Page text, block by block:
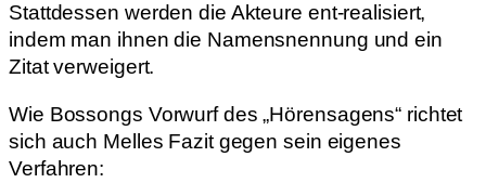
Stattdessen werden die Akteure ent-realisiert,
indem man ihnen die Namensnennung und ein
Zitat verweigert.
Wie Bossongs Vorwurf des „Hörensagens“ richtet
sich auch Melles Fazit gegen sein eigenes
Verfahren: